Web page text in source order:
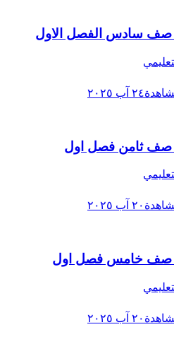
صف سادس الفصل الاول
٢٤ آب ٢٠٢٥
صف ثامن فصل اول
٢٠ آب ٢٠٢٥
صف خامس فصل اول
٢٠ آب ٢٠٢٥